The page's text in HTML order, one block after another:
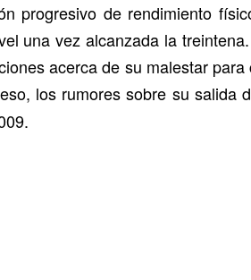
progresivo de rendimiento
una vez alcanzada la
acerca de su malestar
los rumores sobre su salida